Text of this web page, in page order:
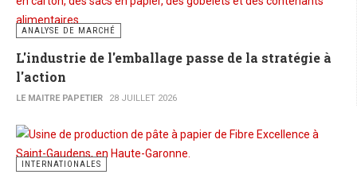
ANALYSE DE MARCHÉ
L'industrie de l'emballage passe de la stratégie à
l'action
LE MAITRE PAPETIER 28 JUILLET 2026
INTERNATIONALES